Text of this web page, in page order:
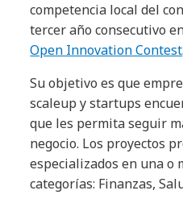
competencia local del
tercer año consecutivo
Open Innovation Contest.
Su objetivo es que
scaleup y startups
que les permita seguir
negocio. Los proyectos
especializados en una o
categorías: Finanzas,